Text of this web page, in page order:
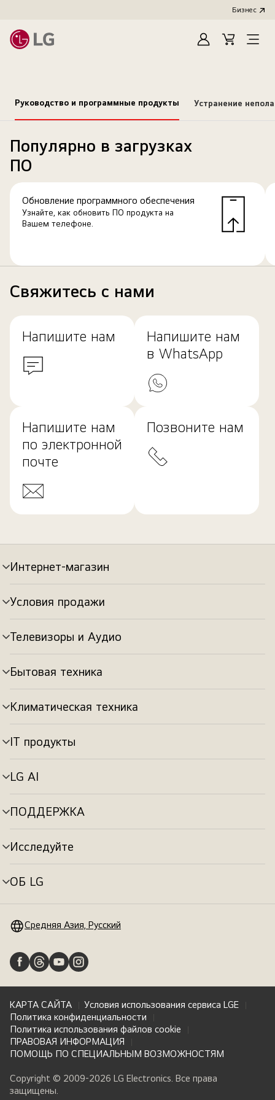
Бизнес
Cart
Open
Руководство и программные продукты Устранение
Популярно в загрузках
ПО
Обновление программного обеспечения
Узнайте, как обновить ПО продукта на
Вашем телефоне.
Свяжитесь с нами
Напишите нам
Напишите нам
в WhatsApp
Напишите нам
по электронной
почте
Позвоните нам
Интернет-магазин
Переключатель
меню
Условия продажи
Переключатель
меню
Телевизоры и Аудио
Переключатель
меню
Бытовая техника
Переключатель
меню
Климатическая техника
Переключатель
меню
IT продукты
Переключатель
меню
LG AI
Переключатель
меню
ПОДДЕРЖКА
Переключатель
меню
Исследуйте
Переключатель
меню
ОБ LG
Переключатель
Средняя Азия, Русский
КАРТА САЙТА
Условия использования сервиса LGE
Политика конфиденциальности
Политика использования файлов cookie
ПРАВОВАЯ ИНФОРМАЦИЯ
ПОМОЩЬ ПО СПЕЦИАЛЬНЫМ ВОЗМОЖНОСТЯМ
Copyright © 2009-2026 LG Electronics. Все права
защищены.